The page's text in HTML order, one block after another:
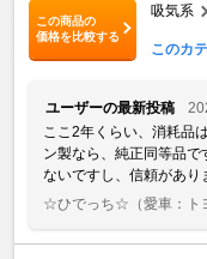
この商品の
価格を比較する
吸気系
このカ
ユーザーの最新投稿
ここ2年くらい、消耗品
ン製なら、純正同等品で
ないですし、信頼があり
☆ひでっち☆ （愛車：ト